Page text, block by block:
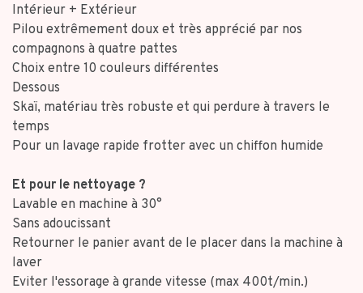
Intérieur + Extérieur
Pilou extrêmement doux et très apprécié par nos
compagnons à quatre pattes
Choix entre 10 couleurs différentes
Dessous
Skaï, matériau très robuste et qui perdure à travers le
temps
Pour un lavage rapide frotter avec un chiffon humide
Et pour le nettoyage ?
Lavable en machine à 30°
Sans adoucissant
Retourner le panier avant de le placer dans la machine à
laver
Eviter l'essorage à grande vitesse (max 400t/min.)